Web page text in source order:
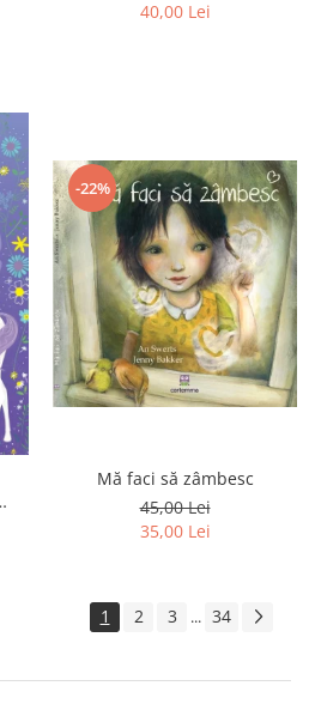
40,00 Lei
-22%
Mă faci să zâmbesc
45,00 Lei
35,00 Lei
1 2 3 ... 34